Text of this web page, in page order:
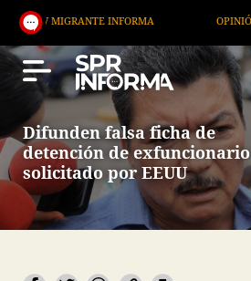
INFORMA
Difunden falsa ficha de
detención de exfuncionario
solicitado por EEUU